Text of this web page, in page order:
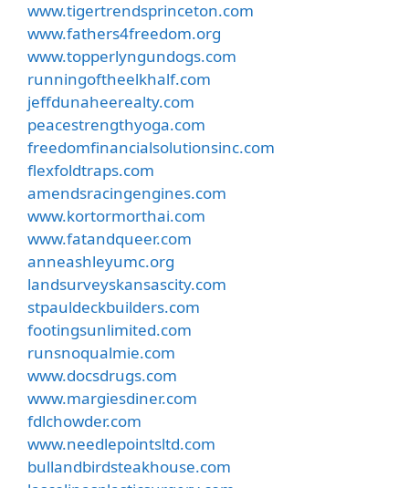
www.tigertrendsprinceton.com
www.fathers4freedom.org
www.topperlyngundogs.com
runningoftheelkhalf.com
jeffdunaheerealty.com
peacestrengthyoga.com
freedomfinancialsolutionsinc.com
flexfoldtraps.com
amendsracingengines.com
www.kortormorthai.com
www.fatandqueer.com
anneashleyumc.org
landsurveyskansascity.com
stpauldeckbuilders.com
footingsunlimited.com
runsnoqualmie.com
www.docsdrugs.com
www.margiesdiner.com
fdlchowder.com
www.needlepointsltd.com
bullandbirdsteakhouse.com